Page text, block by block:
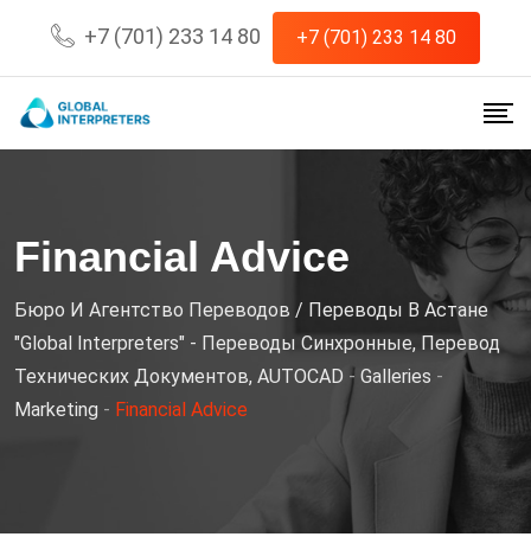
content
+7 (701) 233 14 80 +7 (701) 233 14 80
Financial Advice
Бюро И Агентство Переводов / Переводы В Астане
"Global Interpreters" - Переводы Синхронные, Перевод
Технических Документов, AUTOCAD - Galleries -
Marketing - Financial Advice